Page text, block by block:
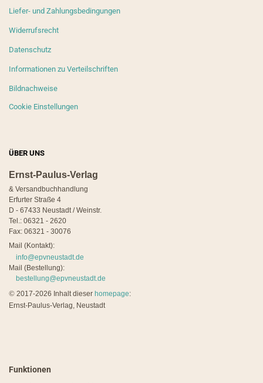
Liefer- und Zahlungsbedingungen
Widerrufsrecht
Datenschutz
Informationen zu Verteilschriften
Bildnachweise
Cookie Einstellungen
ÜBER UNS
Ernst-Paulus-Verlag
& Versandbuchhandlung
Erfurter Straße 4
D - 67433 Neustadt / Weinstr.
Tel.: 06321 - 2620
Fax: 06321 - 30076
Mail (Kontakt):
info@epvneustadt.de
Mail (Bestellung):
bestellung@epvneustadt.de
© 2017-2026 Inhalt dieser homepage:
Ernst-Paulus-Verlag, Neustadt
Funktionen